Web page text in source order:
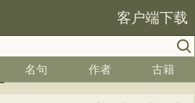
客户端下载
名句 作者 古籍